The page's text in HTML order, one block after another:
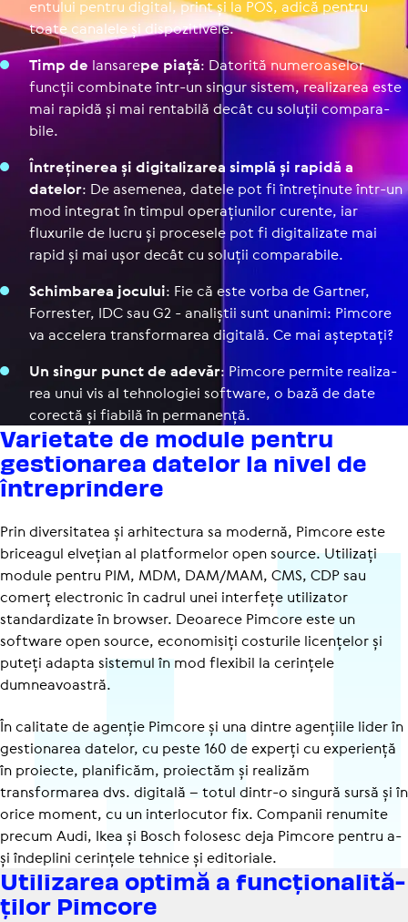
en­tu­lui pentru digital, print și la POS, adică pentru
toate canalele și dis­po­zi­ti­vele.
Timp de lansarepe piață: Datorită nume­roa­se­lor
funcții combinate într-un singur sistem, rea­li­za­rea este
mai rapidă și mai rentabilă decât cu soluții com­pa­ra­
bile.
Între­ți­ne­rea și digi­ta­li­za­rea simplă și rapidă a
datelor: De asemenea, datele pot fi între­ți­nute într-un
mod integrat în timpul ope­ra­țiu­ni­lor curente, iar
fluxurile de lucru și procesele pot fi digi­ta­li­zate mai
rapid și mai ușor decât cu soluții com­pa­ra­bile.
Schim­ba­rea jocului: Fie că este vorba de Gartner,
Forrester, IDC sau G2 - analiștii sunt unanimi: Pimcore
va accelera trans­for­ma­rea digitală. Ce mai așteptați?
Un singur punct de adevăr: Pimcore permite rea­li­za­
rea unui vis al teh­no­lo­giei software, o bază de date
corectă și fiabilă în per­ma­nență.
Varietate de module pentru
gestio­narea datelor la nivel de
între­prin­dere
Prin diversitatea și arhitectura sa modernă, Pimcore este
briceagul elvețian al platformelor open source. Utilizați
module pentru PIM, MDM, DAM/MAM, CMS, CDP sau
comerț electronic în cadrul unei interfețe utilizator
standardizate în browser. Deoarece Pimcore este un
software open source, economisiți costurile licențelor și
puteți adapta sistemul în mod flexibil la cerințele
dumneavoastră.
În calitate de agenție Pimcore și una dintre agențiile lider în
gestionarea datelor, cu peste 160 de experți cu experiență
în proiecte, planificăm, proiectăm și realizăm
transformarea dvs. digitală – totul dintr-o singură sursă și în
orice moment, cu un interlocutor fix. Companii renumite
precum Audi, Ikea și Bosch folosesc deja Pimcore pentru a-
și îndeplini cerințele tehnice și editoriale.
Utili­zarea optimă a func­țio­na­li­tă­
ților Pimcore